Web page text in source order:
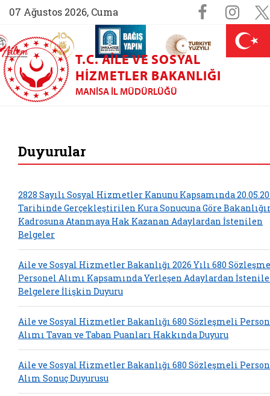
07 Ağustos 2026, Cuma Sosyal
(yeni sekmede açılır)
AİLEM İletişim Merkezi (yeni sekmede açılır)
Aile ve Nüfus On Yılı (yeni sekmede açılır)
Darülaceze bağış sayfası (yeni
T.C. AILE VE SOSYAL
HIZMETLER BAKANLIĞI
MANISA İL MÜDÜRLÜĞÜ
Duyurular
2828 Sayılı Sosyal Hizmetler Kanunu Kapsamında
Tarihinde Gerçekleştirilen Kura Sonucuna Göre
Kadrosuna Atanmaya Hak Kazanan Adaylardan İstenilen
Belgeler
Aile ve Sosyal Hizmetler Bakanlığı 2026 Yılı 680
Personel Alımı Kapsamında Yerleşen Adaylardan
Belgelere İlişkin Duyuru
Aile ve Sosyal Hizmetler Bakanlığı 680 Sözleşmeli
Alımı Tavan ve Taban Puanları Hakkında Duyuru
Aile ve Sosyal Hizmetler Bakanlığı 680 Sözleşmeli
Alım Sonuç Duyurusu